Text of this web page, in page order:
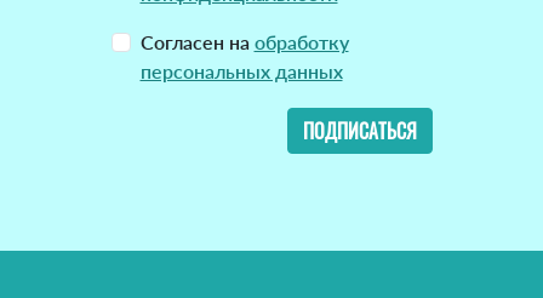
Согласен на обработку
персональных данных
ПОДПИСАТЬСЯ